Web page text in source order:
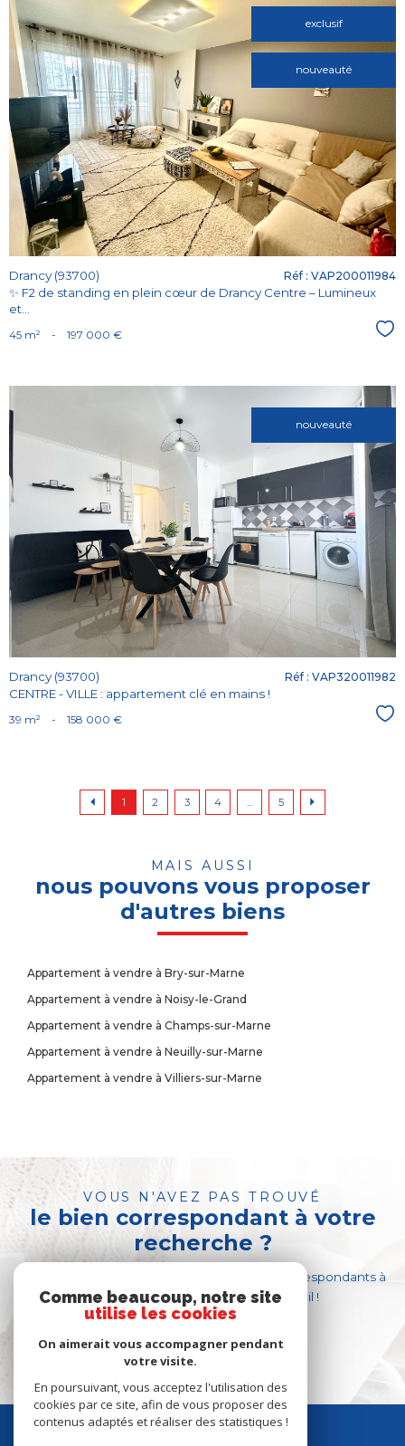
exclusif
nouveauté
Voir le
bien
Drancy (93700)
✨ F2 de standing en plein cœur de Drancy Centre – Lumineux
et...
Réf : VAP200011984
45 m² - 197 000 €
nouveauté
Voir le
bien
Drancy (93700)
CENTRE - VILLE : appartement clé en mains !
Réf : VAP320011982
39 m² - 158 000 €
1 2 3 4 5
MAIS AUSSI
nous pouvons vous proposer
d'autres biens
Appartement à vendre à Bry-sur-Marne
Appartement à vendre à Noisy-le-Grand
Appartement à vendre à Champs-sur-Marne
Appartement à vendre à Neuilly-sur-Marne
Appartement à vendre à Villiers-sur-Marne
VOUS N'AVEZ PAS TROUVÉ
le bien correspondant à votre
recherche ?
Créer une alerte email et recevez les biens correspondants à
votre recherche dans votre boîte mail !
Créer l'alerte
se
Comme beaucoup, notre site
utilise les cookies
On aimerait vous accompagner pendant
votre visite.
En poursuivant, vous acceptez l'utilisation des
cookies par ce site, afin de vous proposer des
contenus adaptés et réaliser des statistiques !